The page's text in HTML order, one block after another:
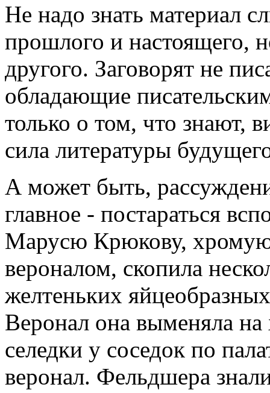
Не надо знать материал
прошлого и настоящего,
другого. Заговорят не
обладающие
только о том, что знают,
сила литературы
А может быть,
главное - постараться
Марусю Крюкову, хромую
вероналом, скопила
желтеньких
Веронал она выменяла
селедки у соседок по
веронал. Фельдшера